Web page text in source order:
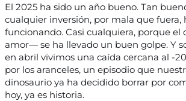
El 2025 ha sido un año bueno. Tan
cualquier inversión, por mala que
funcionando. Casi cualquiera, porque
amor— se ha llevado un buen golpe. Y
en abril vivimos una caída cercana al -
por los aranceles, un episodio que
dinosaurio ya ha decidido borrar por
hoy, ya es historia.